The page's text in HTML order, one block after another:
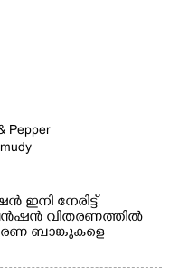
ഇനി നേരിട്ട്
വിതരണത്തിൽ
ബാങ്കുകളെ